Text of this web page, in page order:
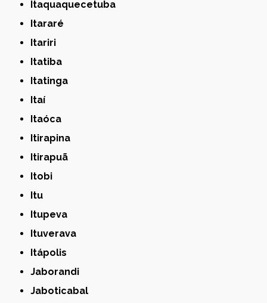
Itaquaquecetuba
Itararé
Itariri
Itatiba
Itatinga
Itaí
Itaóca
Itirapina
Itirapuã
Itobi
Itu
Itupeva
Ituverava
Itápolis
Jaborandi
Jaboticabal